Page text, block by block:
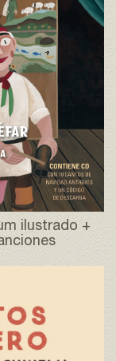
ilustrado +